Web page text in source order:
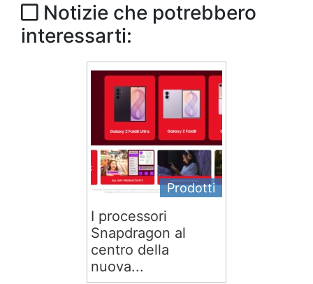
Notizie che potrebbero
interessarti:
Prodotti
I processori
Snapdragon al
centro della
nuova...